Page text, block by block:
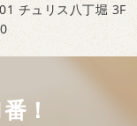
チュリス八丁堀 3F
！